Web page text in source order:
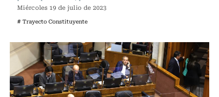
Miércoles 19 de julio de 2023
# Trayecto Constituyente